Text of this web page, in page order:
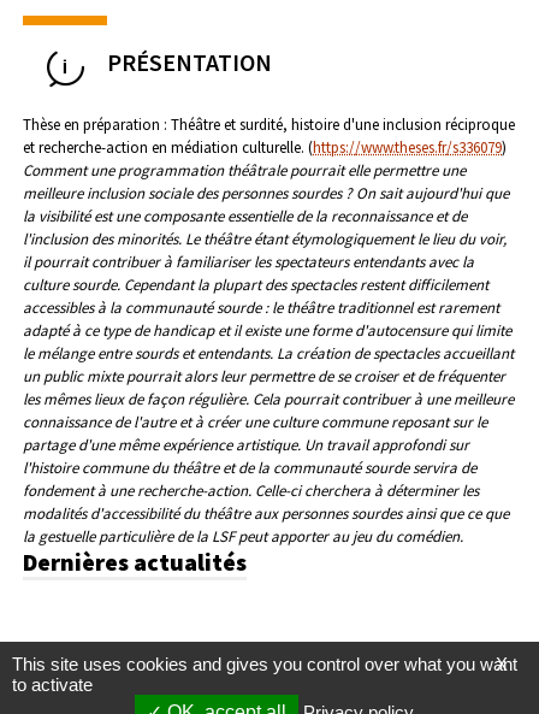
PRÉSENTATION
Thèse en préparation : Théâtre et surdité, histoire d'une inclusion réciproque
et recherche-action en médiation culturelle. (https://www.theses.fr/s336079)
Comment une programmation théâtrale pourrait elle permettre une
meilleure inclusion sociale des personnes sourdes ? On sait aujourd'hui que
la visibilité est une composante essentielle de la reconnaissance et de
l'inclusion des minorités. Le théâtre étant étymologiquement le lieu du voir,
il pourrait contribuer à familiariser les spectateurs entendants avec la
culture sourde. Cependant la plupart des spectacles restent difficilement
accessibles à la communauté sourde : le théâtre traditionnel est rarement
adapté à ce type de handicap et il existe une forme d'autocensure qui limite
le mélange entre sourds et entendants. La création de spectacles accueillant
un public mixte pourrait alors leur permettre de se croiser et de fréquenter
les mêmes lieux de façon régulière. Cela pourrait contribuer à une meilleure
connaissance de l'autre et à créer une culture commune reposant sur le
partage d'une même expérience artistique. Un travail approfondi sur
l'histoire commune du théâtre et de la communauté sourde servira de
fondement à une recherche-action. Celle-ci cherchera à déterminer les
modalités d'accessibilité du théâtre aux personnes sourdes ainsi que ce que
la gestuelle particulière de la LSF peut apporter au jeu du comédien.
Dernières actualités
X
This site uses cookies and gives you control over what you want
to activate